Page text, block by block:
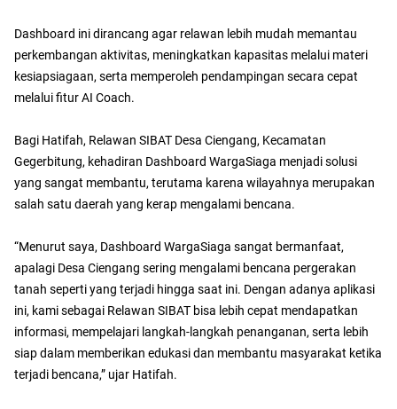
Dashboard ini dirancang agar relawan lebih mudah memantau
perkembangan aktivitas, meningkatkan kapasitas melalui materi
kesiapsiagaan, serta memperoleh pendampingan secara cepat
melalui fitur AI Coach.
Bagi Hatifah, Relawan SIBAT Desa Ciengang, Kecamatan
Gegerbitung, kehadiran Dashboard WargaSiaga menjadi solusi
yang sangat membantu, terutama karena wilayahnya merupakan
salah satu daerah yang kerap mengalami bencana.
“Menurut saya, Dashboard WargaSiaga sangat bermanfaat,
apalagi Desa Ciengang sering mengalami bencana pergerakan
tanah seperti yang terjadi hingga saat ini. Dengan adanya aplikasi
ini, kami sebagai Relawan SIBAT bisa lebih cepat mendapatkan
informasi, mempelajari langkah-langkah penanganan, serta lebih
siap dalam memberikan edukasi dan membantu masyarakat ketika
terjadi bencana,” ujar Hatifah.